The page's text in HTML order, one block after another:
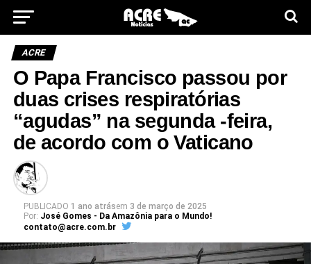
ACRE
O Papa Francisco passou por
duas crises respiratórias
“agudas” na segunda -feira,
de acordo com o Vaticano
PUBLICADO 1 ano atrásem 3 de março de 2025
Por: José Gomes - Da Amazônia para o Mundo!
contato@acre.com.br